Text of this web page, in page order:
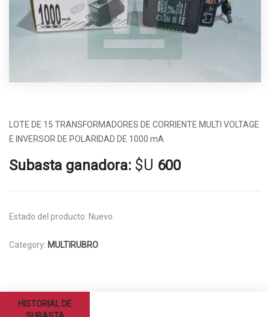
LOTE DE 15 TRANSFORMADORES DE CORRIENTE MULTI VOLTAGE
E INVERSOR DE POLARIDAD DE 1000 mA
Subasta ganadora: $U 600
Estado del producto: Nuevo
Category: MULTIRUBRO
HISTORIAL DE